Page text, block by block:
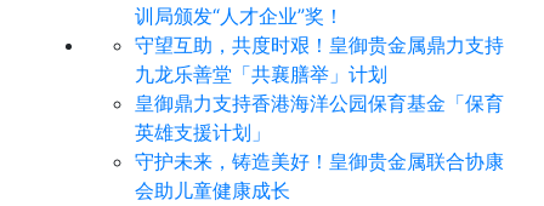
训局颁发“人才企业”奖！
守望互助，共度时艰！皇御贵金属鼎力支持
九龙乐善堂「共襄膳举」计划
皇御鼎力支持香港海洋公园保育基金「保育
英雄支援计划」
守护未来，铸造美好！皇御贵金属联合协康
会助儿童健康成长